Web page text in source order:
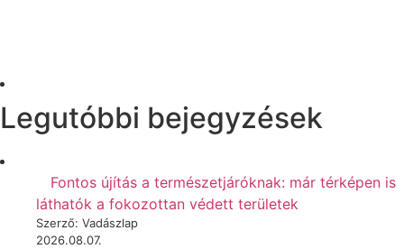
Legutóbbi bejegyzések
Fontos újítás a természetjáróknak: már térképen is
láthatók a fokozottan védett területek
Szerző: Vadászlap
2026.08.07.